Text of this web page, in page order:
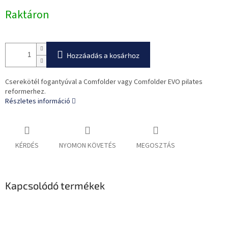
Raktáron
Hozzáadás a kosárhoz
Cserekötél fogantyúval a Comfolder vagy Comfolder EVO pilates
reformerhez.
Részletes információ
KÉRDÉS NYOMON KÖVETÉS MEGOSZTÁS
Kapcsolódó termékek